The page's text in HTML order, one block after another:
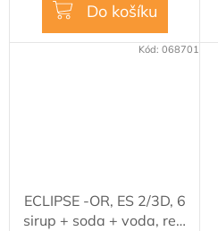
Do košíku
ECLIPSE -OR, ES 2/3D, 6
sirup + soda + voda, rec.
Kód: 068701